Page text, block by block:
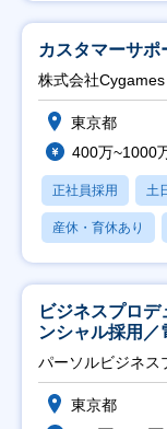
カスタマーサ
株式会社Cygames
東京都
400万~1000
正社員採用 土
産休・育休あり
ビジネスプロ
ンシャル採用
ト推進】
パーソルビジネス
東京都